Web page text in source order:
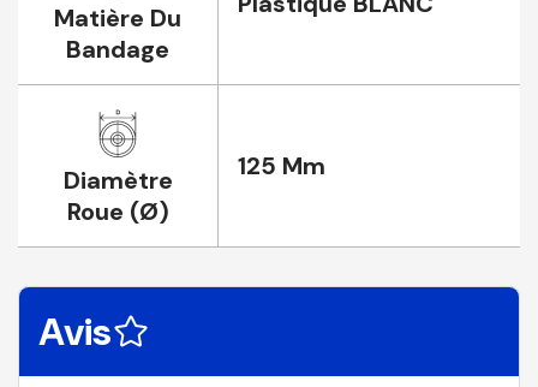
Matière Du
Bandage
Diamètre
Roue (Ø)
125 Mm
Avis